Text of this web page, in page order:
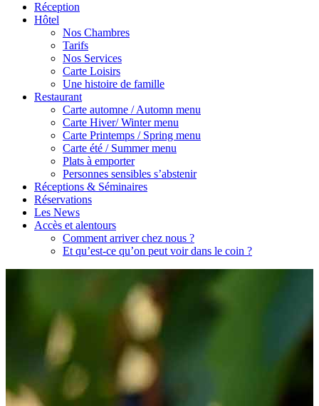
Réception
Hôtel
Nos Chambres
Tarifs
Nos Services
Carte Loisirs
Une histoire de famille
Restaurant
Carte automne / Automn menu
Carte Hiver/ Winter menu
Carte Printemps / Spring menu
Carte été / Summer menu
Plats à emporter
Personnes sensibles s’abstenir
Réceptions & Séminaires
Réservations
Les News
Accès et alentours
Comment arriver chez nous ?
Et qu’est-ce qu’on peut voir dans le coin ?